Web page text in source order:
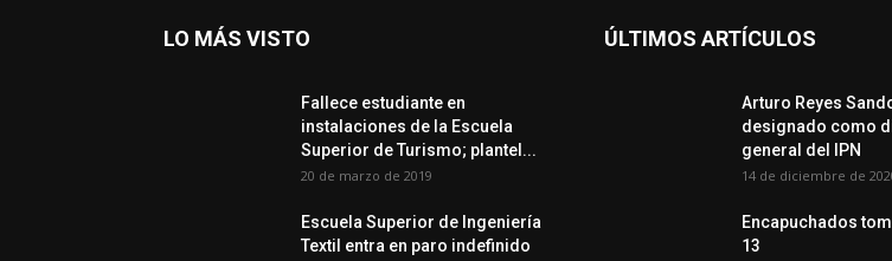
LO MÁS VISTO
Fallece estudiante en
instalaciones de la Escuela
Superior de Turismo; plantel...
20 de marzo de 2019
Escuela Superior de Ingeniería
Textil entra en paro indefinido
ÚLTIMOS ARTÍCULOS
Arturo Reyes
designado como
general del IPN
14 de diciembre de
Encapuchados
13